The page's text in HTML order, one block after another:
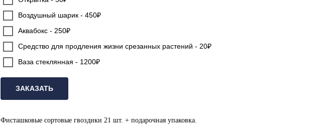
Воздушный шарик - 450₽
Аквабокс - 250₽
Средство для продления жизни срезанных растений - 20₽
Ваза стеклянная - 1200₽
ЗАКАЗАТЬ
Фисташковые сортовые гвоздики 21 шт. + подарочная упаковка.